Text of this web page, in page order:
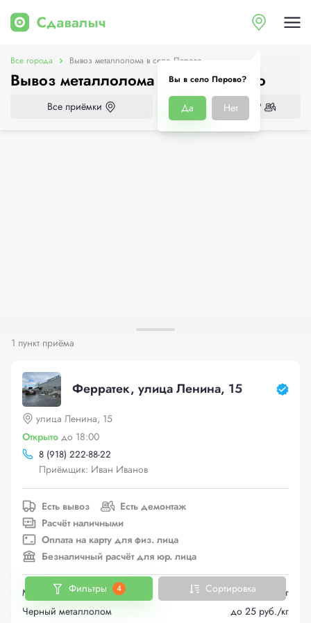
Вы в село Перово?
Да Нет
Все города Вывоз металлолома в село Перово
Вывоз металлолома в село Перово
Все приёмки Нужен демонтаж?
1 пункт приёма
Ферратек, улица Ленина, 15
улица Ленина, 15
Открыто до 18:00
8 (918) 222-88-22
Приёмщик: Иван Иванов
Есть вывоз
Есть демонтаж
Расчёт наличными
Оплата на карту для физ. лица
Безналичный расчёт для юр. лица
Медь
до 665 руб./кг
Черный металлолом
до 25 руб./кг
Фильтры 4 Сортировка